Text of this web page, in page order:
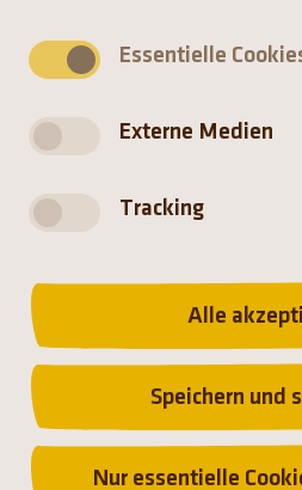
Auch kleine Initiativen
Essentielle
Externe Medien
Tracking
Alle
Speichern und
Nur essentielle